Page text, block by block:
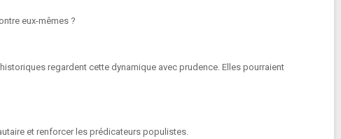
eux-mêmes ?
regardent cette dynamique avec prudence. Elles pourraient
et renforcer les prédicateurs populistes.